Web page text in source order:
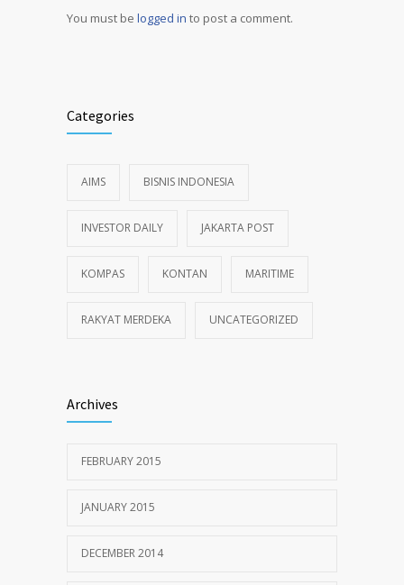
You must be logged in to post a comment.
Categories
AIMS BISNIS INDONESIA
INVESTOR DAILY JAKARTA POST
KOMPAS KONTAN MARITIME
RAKYAT MERDEKA UNCATEGORIZED
Archives
FEBRUARY 2015
JANUARY 2015
DECEMBER 2014